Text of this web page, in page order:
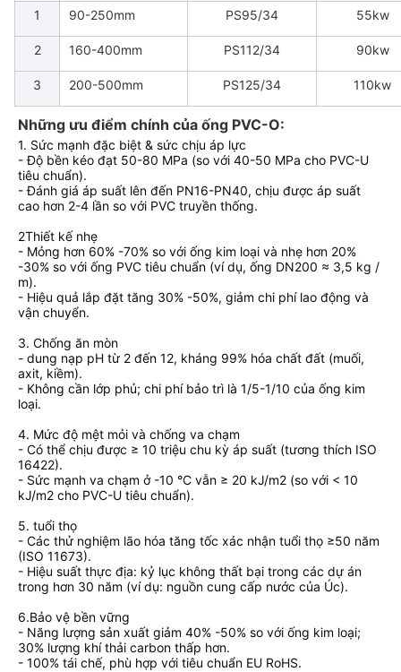
1 90-250mm PS95/34 55kw
2 160-400mm PS112/34 90kw
3 200-500mm PS125/34 110kw
Những ưu điểm chính của ống PVC-O:
1. Sức mạnh đặc biệt & sức chịu áp lực
- Độ bền kéo đạt 50-80 MPa (so với 40-50 MPa cho PVC-U
tiêu chuẩn).
- Đánh giá áp suất lên đến PN16-PN40, chịu được áp suất
cao hơn 2-4 lần so với PVC truyền thống.
2Thiết kế nhẹ
- Mỏng hơn 60% -70% so với ống kim loại và nhẹ hơn 20%
-30% so với ống PVC tiêu chuẩn (ví dụ, ống DN200 ≈ 3,5 kg /
m).
- Hiệu quả lắp đặt tăng 30% -50%, giảm chi phí lao động và
vận chuyển.
3. Chống ăn mòn
- dung nạp pH từ 2 đến 12, kháng 99% hóa chất đất (muối,
axit, kiềm).
- Không cần lớp phủ; chi phí bảo trì là 1/5-1/10 của ống kim
loại.
4. Mức độ mệt mỏi và chống va chạm
- Có thể chịu được ≥ 10 triệu chu kỳ áp suất (tương thích ISO
16422).
- Sức mạnh va chạm ở -10 °C vẫn ≥ 20 kJ/m2 (so với < 10
kJ/m2 cho PVC-U tiêu chuẩn).
5. tuổi thọ
- Các thử nghiệm lão hóa tăng tốc xác nhận tuổi thọ ≥50 năm
(ISO 11673).
- Hiệu suất thực địa: kỷ lục không thất bại trong các dự án
trong hơn 30 năm (ví dụ: nguồn cung cấp nước của Úc).
6.Bảo vệ bền vững
- Năng lượng sản xuất giảm 40% -50% so với ống kim loại;
30% lượng khí thải carbon thấp hơn.
- 100% tái chế, phù hợp với tiêu chuẩn EU RoHS.